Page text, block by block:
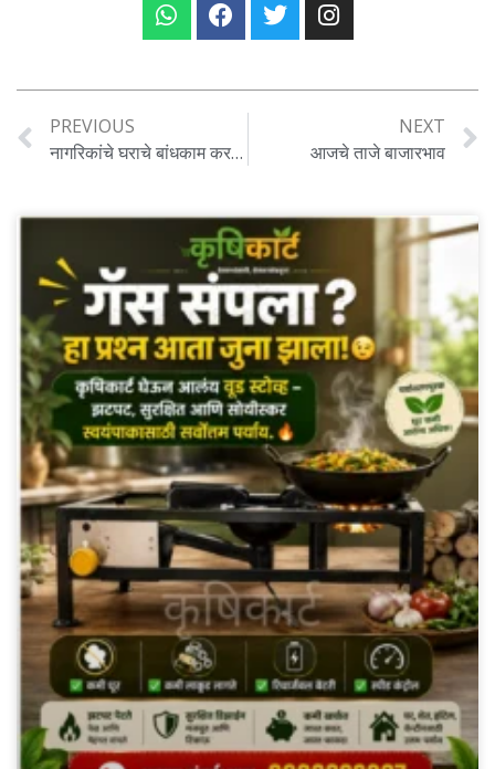
PREVIOUS
नागरिकांचे घराचे बांधकाम करणे आता सोपे झाले आहे , आता या प्लॉटला NA करण्याची गरज नाही .
NEXT
आजचे ताजे बाजारभाव